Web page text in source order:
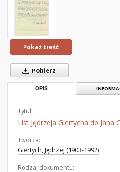
Pokaż treść
Pobierz
OPIS
Tytuł:
List Jędrzeja Giertycha do Jana
Twórca:
Giertych, Jędrzej (1903-1992)
Rodzaj dokumentu: